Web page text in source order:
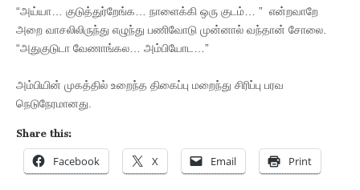
“அய்யா… குடுத்துர்றேங்க… நாளைக்கி ஒரு குடம்… ” என்றவாறே
அறை வாசலிலிருந்து எழுந்து பணிவோடு முன்னால் வந்தான் சோலை.
“அதுகுடுடா வேணாங்கல… அம்பியோட…”
அம்பியின் முகத்தில் உறைந்த திகைப்பு மறைந்து சிரிப்பு பரவ
நெடுநேரமானது.
Share this:
Facebook X Email Print